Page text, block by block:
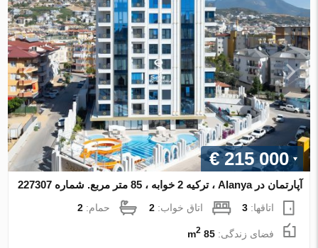
€ 215 000
آپارتمان در Alanya ، ترکیه 2 خوابه ، 85 متر مربع. شماره 227307
اتاقها:3 اتاق خواب:2 حمام:2
فضای زندگی:85 m
2